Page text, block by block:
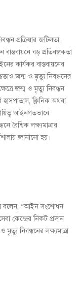
প্রক্রিয়ার জটিলতা,
বাস্তবায়নে বড় প্রতিবন্ধকতা
কার্যকর বাস্তবায়নের
জন্ম ও মৃত্যু নিবন্ধনের
জন্ম ও মৃত্যু নিবন্ধন
ক্লিনিক অথবা
আইনগতভাবে
বৈশ্বিক লক্ষ্যমাত্রার
জানানো হয়।
বলেন, “আইন সংশোধন
কেন্দ্রের নিকট প্রদান
নিবন্ধনের লক্ষ্যমাত্রা